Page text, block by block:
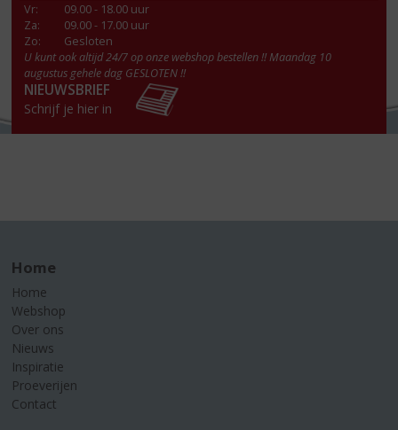
Vr:
09.00 - 18.00 uur
Za:
09.00 - 17.00 uur
Zo:
Gesloten
U kunt ook altijd 24/7 op onze webshop bestellen !! Maandag 10
augustus gehele dag GESLOTEN !!
NIEUWSBRIEF
Schrijf je hier in
Home
Home
Webshop
Over ons
Nieuws
Inspiratie
Proeverijen
Contact